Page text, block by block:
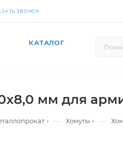
ЗВОНОК
КАТАЛОГ
мм для
— Хомуты —